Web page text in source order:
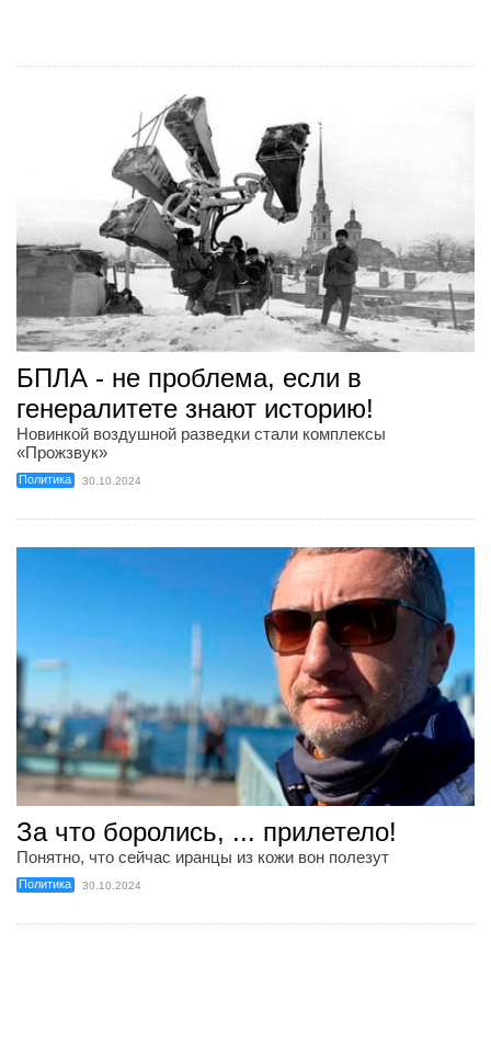
БПЛА - не проблема, если в
генералитете знают историю!
Новинкой воздушной разведки стали комплексы
«Прожзвук»
Политика 30.10.2024
За что боролись, ... прилетело!
Понятно, что сейчас иранцы из кожи вон полезут
Политика 30.10.2024